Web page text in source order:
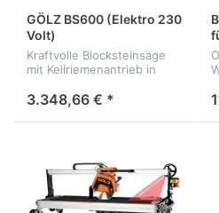
GÖLZ BS600 (Elektro 230
Volt)
Kraftvolle Blocksteinsäge
mit Keilriemenantrieb in
3.348,66 € *